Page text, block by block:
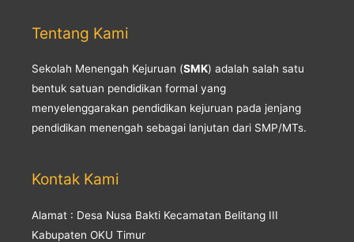
Tentang Kami
Sekolah Menengah Kejuruan (SMK) adalah salah satu
bentuk satuan pendidikan formal yang
menyelenggarakan pendidikan kejuruan pada jenjang
pendidikan menengah sebagai lanjutan dari SMP/MTs.
Kontak Kami
Alamat : Desa Nusa Bakti Kecamatan Belitang III
Kabupaten OKU Timur